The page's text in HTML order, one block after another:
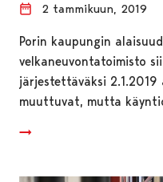
2 tammikuun, 2019
Porin kaupungin
velkaneuvontatoimisto
järjestettäväksi
muuttuvat, mutta